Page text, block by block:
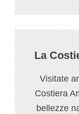
La
Visitate
Costiera
bellezze